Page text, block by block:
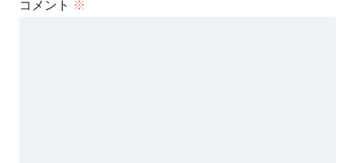
コメント ※